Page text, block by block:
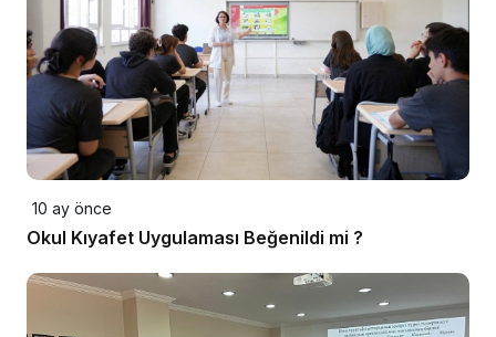
10 ay önce
Okul Kıyafet Uygulaması Beğenildi mi ?